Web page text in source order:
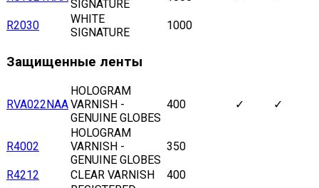
SIGNATURE
R2030
WHITE
SIGNATURE
1000
Защищенные ленты
RVA022NAA
HOLOGRAM
VARNISH -
GENUINE GLOBES
400 ✓ ✓
R4002
HOLOGRAM
VARNISH -
GENUINE GLOBES
350
R4212 CLEAR VARNISH 400